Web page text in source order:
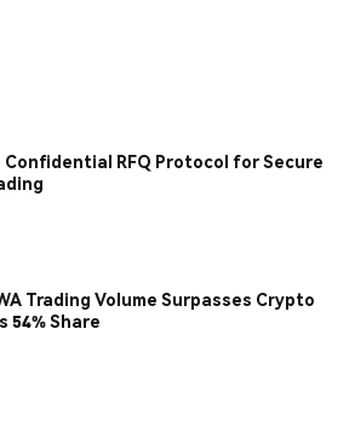
Confidential RFQ Protocol for Secure
Trading Volume Surpasses Crypto
54% Share